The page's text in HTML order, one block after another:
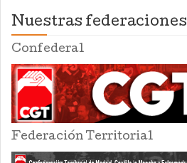
Nuestras federaciones
Confederal
Federación Territorial